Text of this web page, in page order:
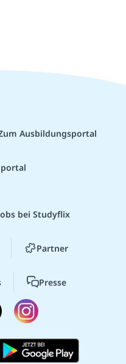
Ausbildungsportal
bei Studyflix
Partner
Presse